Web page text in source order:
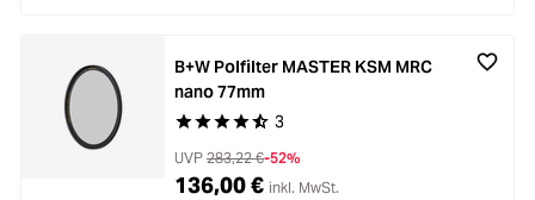
Durchschnittliche Bewertung von 4.8 von 5
3
B+W Polfilter MASTER KSM MRC
nano 77mm
UVP 283,22 €-52%
136,00 € inkl. MwSt.